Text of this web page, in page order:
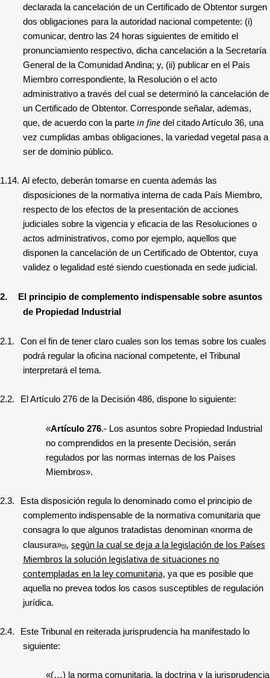
declarada la cancelación de un Certificado de Obtentor surgen
dos obligaciones para la autoridad nacional competente: (i)
comunicar, dentro las 24 horas siguientes de emitido el
pronunciamiento respectivo, dicha cancelación a la Secretaría
General de la Comunidad Andina; y, (ii) publicar en el País
Miembro correspondiente, la Resolución o el acto
administrativo a través del cual se determinó la cancelación de
un Certificado de Obtentor. Corresponde señalar, ademas,
que, de acuerdo con la parte in finedel citado Artículo 36, una
vez cumplidas ambas obligaciones, la variedad vegetal pasa a
ser de dominio público.
1.14. Al efecto, deberán tomarse en cuenta además las
disposiciones de la normativa interna de cada País Miembro,
respecto de los efectos de la presentación de acciones
judiciales sobre la vigencia y eficacia de las Resoluciones o
actos administrativos, como por ejemplo, aquellos que
disponen la cancelación de un Certificado de Obtentor, cuya
validez o legalidad esté siendo cuestionada en sede judicial.
2.
El principio de complemento indispensable sobre asuntos
de Propiedad Industrial
2.1.
Con el fin de tener claro cuales son los temas sobre los cuales
podrá regular la oficina nacional competente, el Tribunal
interpretará el tema.
2.2. El Artículo 276 de la Decisión 486, dispone lo siguiente:
«Artículo 276.- Los asuntos sobre Propiedad Industrial
no comprendidos en la presente Decisión, serán
regulados por las normas internas de los Países
Miembros».
2.3.
Esta disposición regula lo denominado como el principio de
complemento indispensable de la normativa comunitaria que
consagra lo que algunos tratadistas denominan «norma de
clausura»[5], según la cual se deja a la legislación de los Países
Miembros la solución legislativa de situaciones no
contempladas en la ley comunitaria, ya que es posible que
aquella no prevea todos los casos susceptibles de regulación
jurídica.
2.4.
Este Tribunal en reiterada jurisprudencia ha manifestado lo
siguiente:
«(…) la norma comunitaria, la doctrina y la jurisprudencia